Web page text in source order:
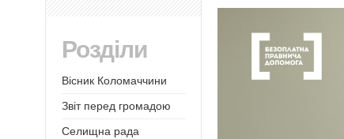
Розділи
Вісник Коломаччини
Звіт перед громадою
Селищна рада